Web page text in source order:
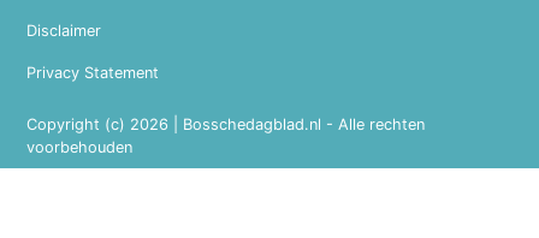
Copyright (c) 2026 | Bosschedagblad.nl - Alle rechten
voorbehouden
Disclaimer
Privacy Statement